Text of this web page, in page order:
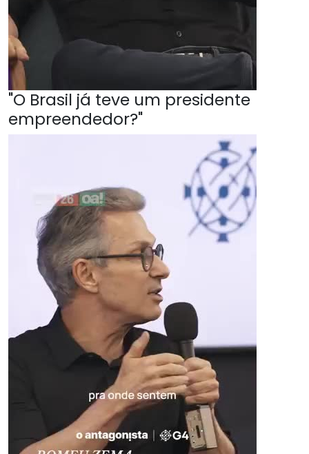
"O Brasil já teve um presidente
empreendedor?"